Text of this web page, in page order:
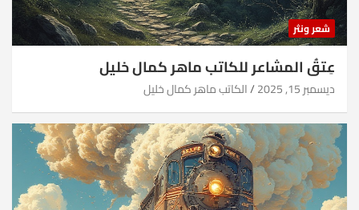
شعر ونثر
عِتقُ المشاعر للكاتب ماهر كمال خليل
ديسمبر 15, 2025 الكاتب ماهر كمال خليل